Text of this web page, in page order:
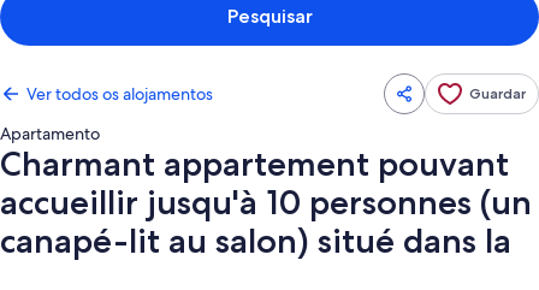
Pesquisar
Ver todos os alojamentos Guardar
Apartamento
Charmant appartement pouvant
accueillir jusqu'à 10 personnes (un
canapé-lit au salon) situé dans la